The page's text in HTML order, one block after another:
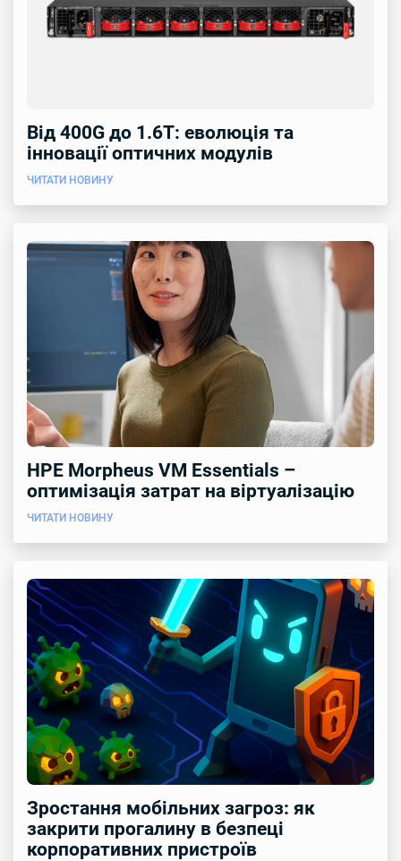
Від 400G до 1.6T: еволюція та
інновації оптичних модулів
ЧИТАТИ НОВИНУ
HPE Morpheus VM Essentials –
оптимізація затрат на віртуалізацію
ЧИТАТИ НОВИНУ
Зростання мобільних загроз: як
закрити прогалину в безпеці
корпоративних пристроїв